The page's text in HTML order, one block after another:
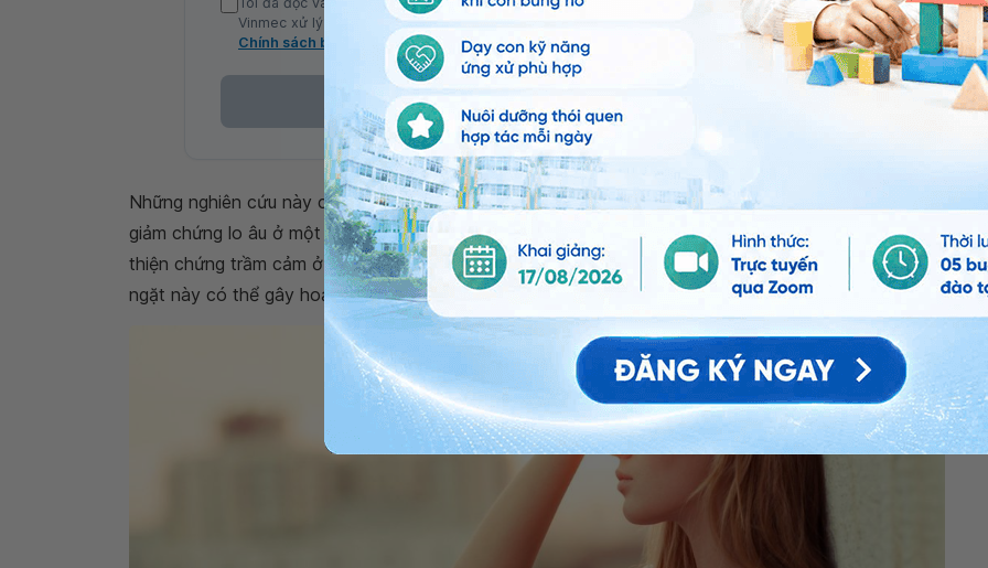
Vinmec xử lý DLCN của tôi theo quy định của pháp luật về bảo vệ DLCN.
Chính sách bảo mật
Những nghiên cứu này cho thấy mặc dù việc tuân thủ theo chế độ ăn loại bỏ Gluten
giảm chứng lo âu ở một số người mắc bệnh Celiac nhưng không có ảnh hưởng nào đáng kể để cải
thiện chứng trầm cảm ở những người khác. Ngược lại, việc phải tuân thủ theo chế độ ăn nghiêm
ngặt này có thể gây hoảng loạn cũng như lo âu đối với một số người.